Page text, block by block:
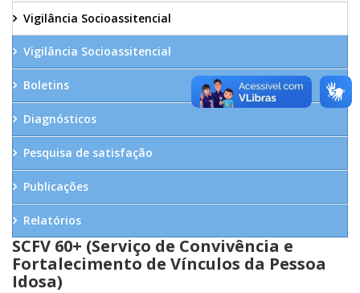
Vigilância Socioassitencial
Vigilância Socioassitencial
Boletins
Diagnósticos
Pesquisa de satisfação
Publicações
Relatórios
SCFV 60+ (Serviço de Convivência e
Fortalecimento de Vínculos da Pessoa
Idosa)